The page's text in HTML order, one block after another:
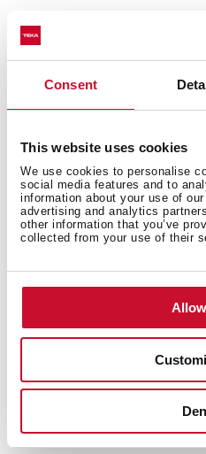
Consent
This website uses cookies
We use cookies to personalise
social media features and to
information about your use of
advertising and analytics
other information that you’ve
collected from your use of their
Sicherheitssystem